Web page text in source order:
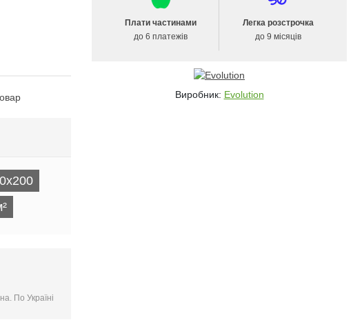
По Україні
Плати частинами
до 6 платежів
Легка розстрочка
до 9 місяців
Виробник: Evolution